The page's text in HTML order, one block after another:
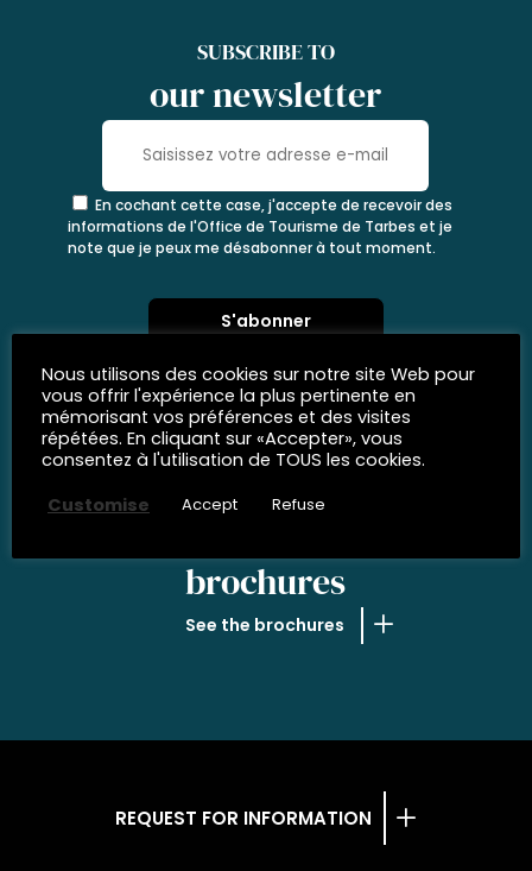
SUBSCRIBE TO
our newsletter
En cochant cette case, j'accepte de recevoir des
informations de l'Office de Tourisme de Tarbes et je
note que je peux me désabonner à tout moment.
brochures
See the brochures
REQUEST FOR INFORMATION
Nous utilisons des cookies sur notre site Web pour
vous offrir l'expérience la plus pertinente en
mémorisant vos préférences et des visites
répétées. En cliquant sur «Accepter», vous
consentez à l'utilisation de TOUS les cookies.
Customise
Accept Refuse